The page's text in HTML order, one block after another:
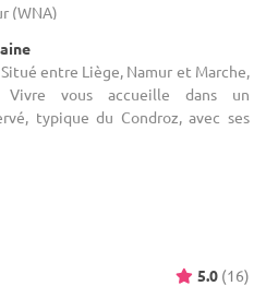
(WNA)
entre Liège, Namur et Marche,
vous accueille dans un
typique du Condroz, avec ses
5.0 (16)